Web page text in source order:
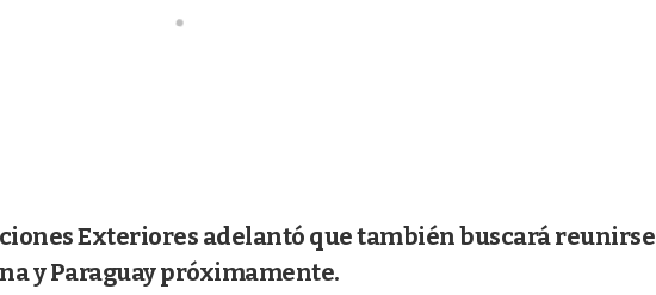
Exteriores adelantó que también buscará reunirse
y Paraguay próximamente.